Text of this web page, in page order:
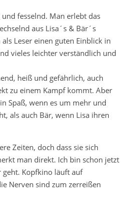
fesselnd. Man erlebt das
aus Lisa´s & Bär´s
Leser einen guten Einblick in
vieles leichter verständlich und
heiß und gefährlich, auch
zu einem Kampf kommt. Aber
Spaß, wenn es um mehr und
als auch Bär, wenn Lisa ihren
Zeiten, doch dass sie sich
man direkt. Ich bin schon jetzt
geht. Kopfkino läuft auf
Nerven sind zum zerreißen